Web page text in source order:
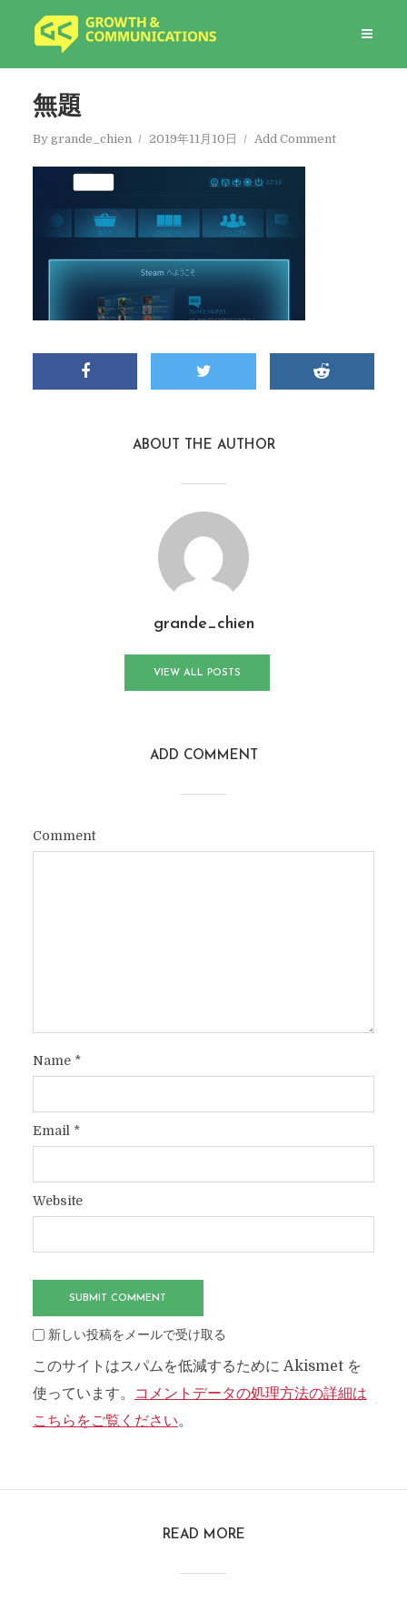
無題
By grande_chien 2019年11月10日 Add Comment
ABOUT THE AUTHOR
grande_chien
VIEW ALL POSTS
ADD COMMENT
Comment
Name*
Email *
Website
新しい投稿をメールで受け取る
このサイトはスパムを低減するために Akismet を
使っています。
コメントデータの処理方法の詳細は
こちらをご覧ください。
READ MORE